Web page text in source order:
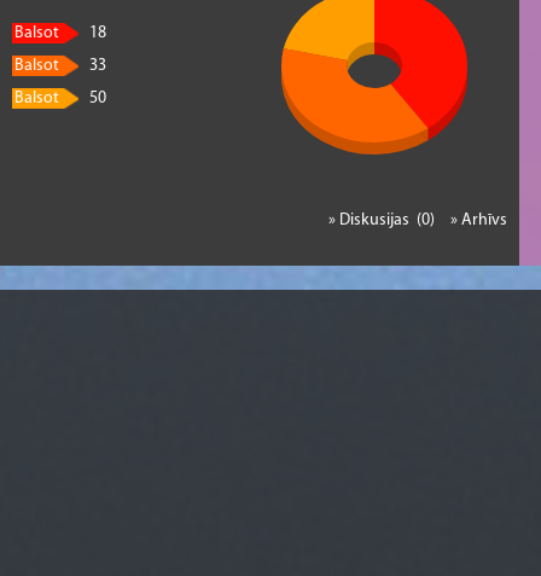
Balsot
18
Balsot
33
Balsot
50
» Arhīvs
» Diskusijas (0)